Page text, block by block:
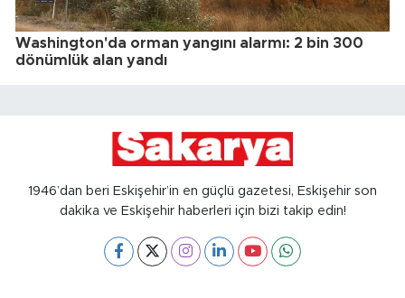
Washington'da orman yangını alarmı: 2 bin 300
dönümlük alan yandı
1946’dan beri Eskişehir’in en güçlü gazetesi, Eskişehir son
dakika ve Eskişehir haberleri için bizi takip edin!